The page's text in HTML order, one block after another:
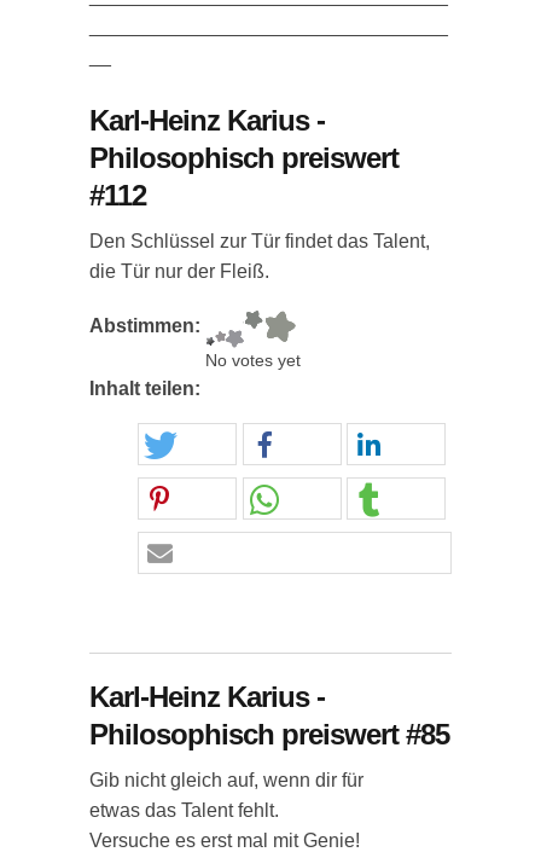
Karl-Heinz Karius -
Philosophisch preiswert
#112
Den Schlüssel zur Tür findet das Talent,
die Tür nur der Fleiß.
Abstimmen:
No votes yet
Inhalt teilen:
Karl-Heinz Karius -
Philosophisch preiswert #85
Gib nicht gleich auf, wenn dir für
etwas das Talent fehlt.
Versuche es erst mal mit Genie!